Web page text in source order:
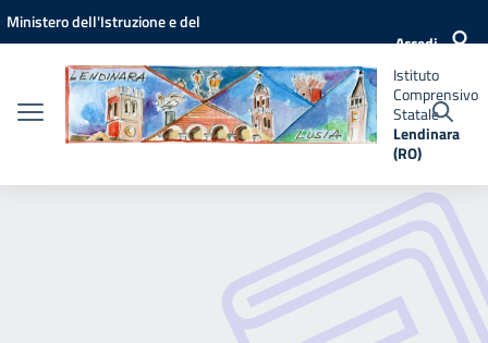
Vai ai contenuti
Vai al menu di navigazione
Vai al footer
Ministero dell'Istruzione e del
Accedi
Istituto
Comprensivo
Lendinara
(RO)
Istituto
Comprensivo
Statale
Lendinara
(RO)